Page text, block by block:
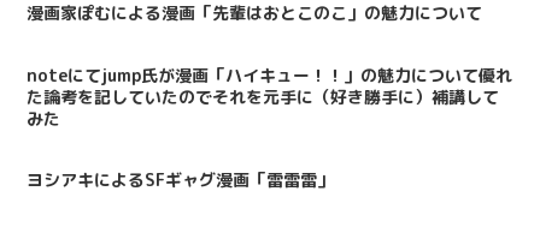
漫画家ぽむによる漫画「先輩はおとこのこ」の魅力について
noteにてjump氏が漫画「ハイキュー！！」の魅力について優れ
た論考を記していたのでそれを元手に（好き勝手に）補講して
みた
ヨシアキによるSFギャグ漫画「雷雷雷」